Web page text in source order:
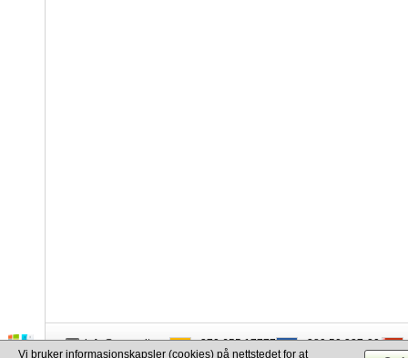
info@cargo.lt +370 655 17777 +380 50 337-20-47
Vi bruker informasjonskapsler (cookies) på nettstedet for at